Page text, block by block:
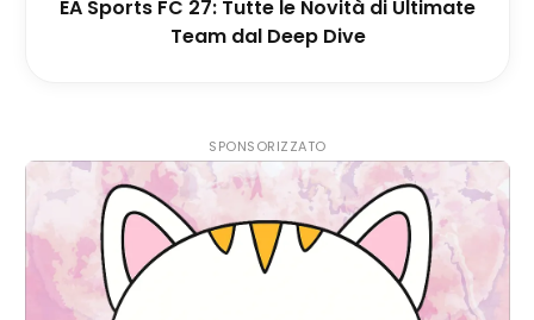
EA Sports FC 27: Tutte le Novità di Ultimate
Team dal Deep Dive
SPONSORIZZATO